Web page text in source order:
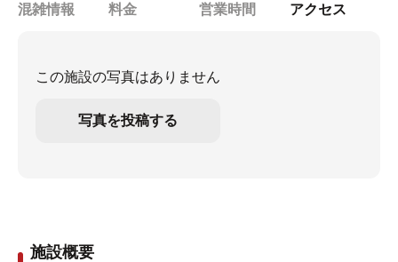
混雑情報 料金 営業時間 アクセス
この施設の写真はありません
写真を投稿する
施設概要